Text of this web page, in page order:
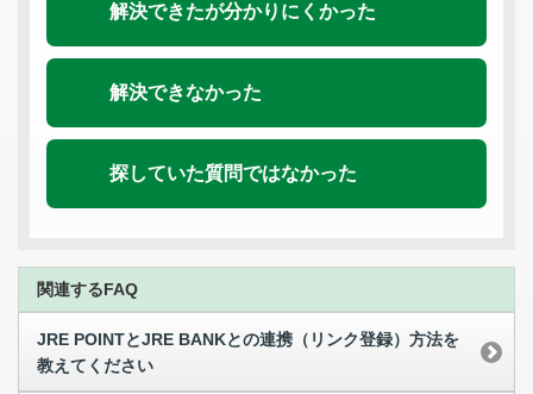
解決できたが分かりにくかった
解決できなかった
探していた質問ではなかった
関連するFAQ
JRE POINTとJRE BANKとの連携（リンク登録）方法を
教えてください